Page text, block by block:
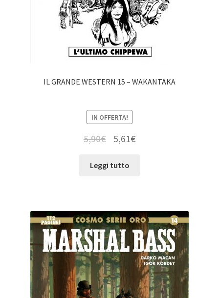
IL GRANDE WESTERN 15 – WAKANTAKA
IN OFFERTA!
5,90€ 5,61€
Leggi tutto